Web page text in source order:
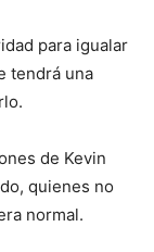
para igualar
tendrá una
de Kevin
quienes no
normal.